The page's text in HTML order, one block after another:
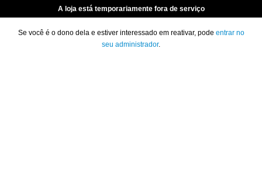
A loja está temporariamente fora de serviço
Se você é o dono dela e estiver interessado em reativar, pode entrar no
seu administrador.